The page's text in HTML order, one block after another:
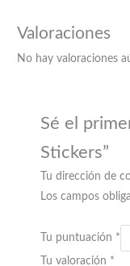
Valoraciones
No hay valoraciones
Sé el
Stickers”
Tu dirección de
Los campos
Tu puntuación *
Tu valoración *